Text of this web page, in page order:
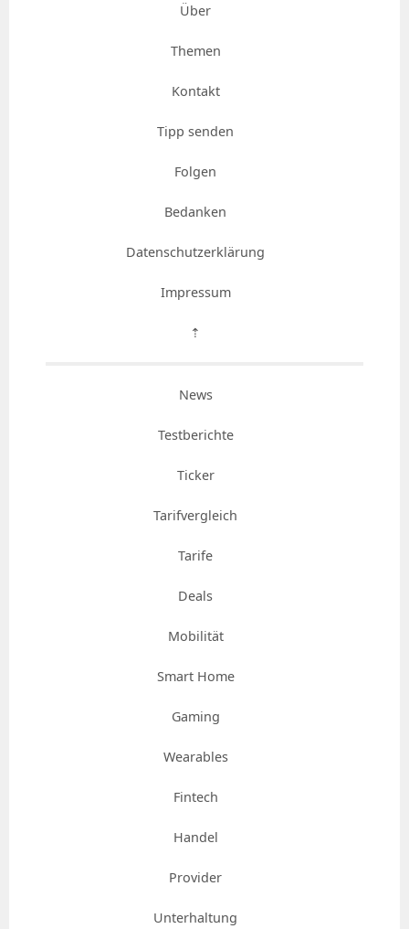
Über
Themen
Kontakt
Tipp senden
Folgen
Bedanken
Datenschutzerklärung
Impressum
⇡
News
Testberichte
Ticker
Tarifvergleich
Tarife
Deals
Mobilität
Smart Home
Gaming
Wearables
Fintech
Handel
Provider
Unterhaltung